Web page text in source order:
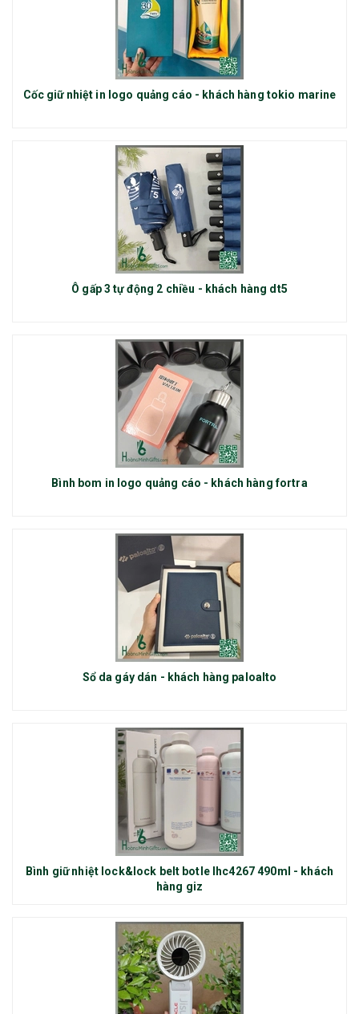
Cốc giữ nhiệt in logo quảng cáo - khách hàng tokio marine
Ô gấp 3 tự động 2 chiều - khách hàng dt5
Bình bom in logo quảng cáo - khách hàng fortra
Sổ da gáy dán - khách hàng paloalto
Bình giữ nhiệt lock&lock belt botle lhc4267 490ml - khách
hàng giz